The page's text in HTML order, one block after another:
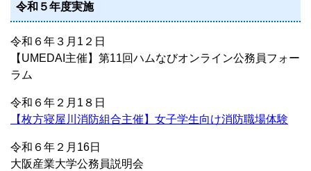
令和５年度実施
令和６年３月1２日
【UMEDAI主催】第11回ハムなびオンライン公務員フォー
ラム
令和６年２月1８日
【枚方寝屋川消防組合主催】女子学生向け消防職場体験
令和６年２月16日
大阪産業大学公務員説明会